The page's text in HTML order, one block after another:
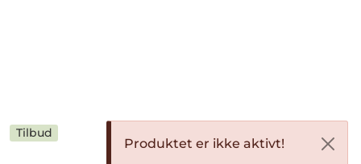
Produktet er ikke aktivt!
Tilbud